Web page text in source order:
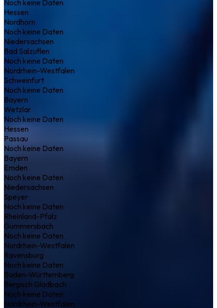
Noch keine Daten
Hessen
Nordhorn
Noch keine Daten
Niedersachsen
Bad Salzuflen
Noch keine Daten
Nordrhein-Westfalen
Schweinfurt
Noch keine Daten
Bayern
Wetzlar
Noch keine Daten
Hessen
Passau
Noch keine Daten
Bayern
Emden
Noch keine Daten
Niedersachsen
Speyer
Noch keine Daten
Rheinland-Pfalz
Gummersbach
Noch keine Daten
Nordrhein-Westfalen
Ravensburg
Noch keine Daten
Baden-Württemberg
Bergisch Gladbach
Noch keine Daten
Nordrhein-Westfalen